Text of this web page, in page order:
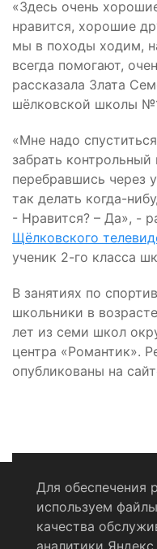
«Здесь очень
нравится, хорошие
мы в походы ходим,
всегда помогают,
рассказала Злата
шёлковской школы
«Мне надо
забрать контрольный
перебравшись через
так делать когда-
- Нравится? – Да», -
Щёлковского
ученик 2-го класса
В занятиях по
школьники в
лет из семи школ
центра «Романтик».
опубликованы на
Политика
Для обеспечения
используем
качества
аналитики